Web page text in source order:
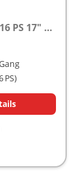
R-Line Neues Modell 2026 1.0 TSI 116 PS 17" Alu, LED-Scheinwerfer, Adaptiver Tempomat ACC, Parksensoren vo/hi, Radio "Ready2Discover", Wireless App-Connect, Klima, M-Lederlenkrad, Digitales Cockpit, Müdigkeitserkennung, Stoßfänger im R-Design
PS)